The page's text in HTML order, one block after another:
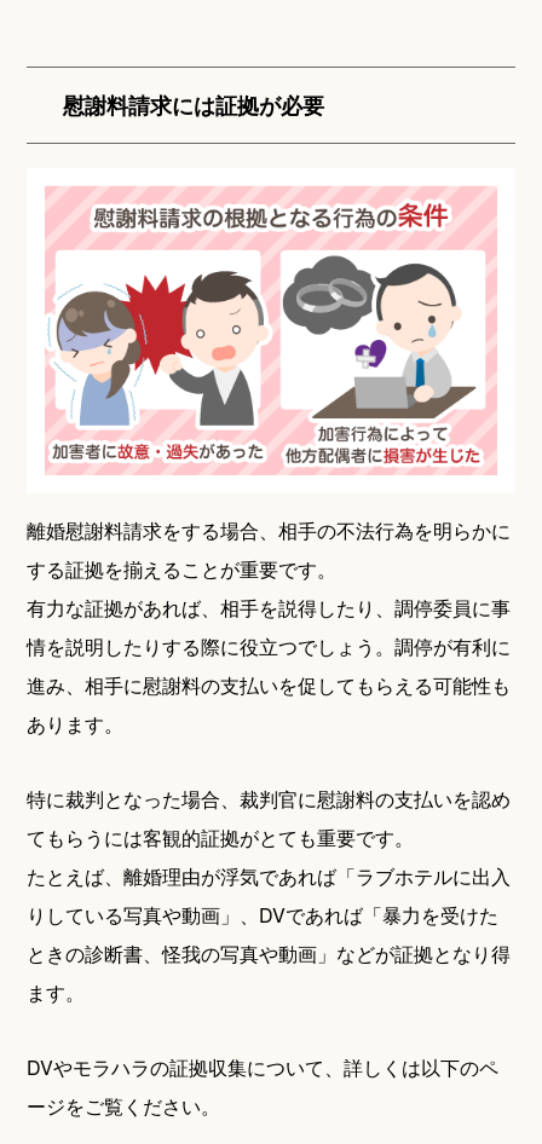
慰謝料請求には証拠が必要
離婚慰謝料請求をする場合、相手の不法行為を明らかに
する証拠を揃えることが重要です。
有力な証拠があれば、相手を説得したり、調停委員に事
情を説明したりする際に役立つでしょう。調停が有利に
進み、相手に慰謝料の支払いを促してもらえる可能性も
あります。
特に裁判となった場合、裁判官に慰謝料の支払いを認め
てもらうには客観的証拠がとても重要です。
たとえば、離婚理由が浮気であれば「ラブホテルに出入
りしている写真や動画」、DVであれば「暴力を受けた
ときの診断書、怪我の写真や動画」などが証拠となり得
ます。
DVやモラハラの証拠収集について、詳しくは以下のペ
ージをご覧ください。